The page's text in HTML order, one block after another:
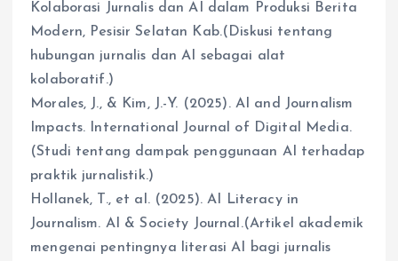
Kolaborasi Jurnalis dan AI dalam Produksi Berita
Modern, Pesisir Selatan Kab.(Diskusi tentang
hubungan jurnalis dan AI sebagai alat
kolaboratif.)
Morales, J., & Kim, J.-Y. (2025). AI and Journalism
Impacts. International Journal of Digital Media.
(Studi tentang dampak penggunaan AI terhadap
praktik jurnalistik.)
Hollanek, T., et al. (2025). AI Literacy in
Journalism. AI & Society Journal.(Artikel akademik
mengenai pentingnya literasi AI bagi jurnalis